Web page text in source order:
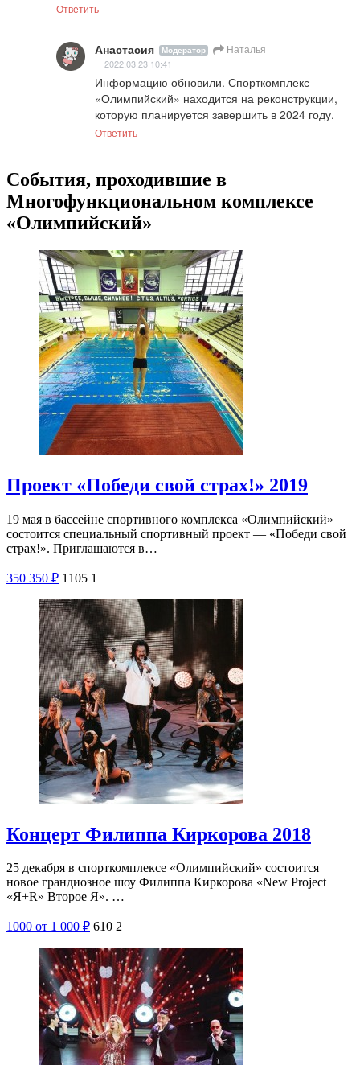
Ответить
Анастасия Модератор Наталья
2022.03.23 10:41
Информацию обновили. Спорткомплекс
«Олимпийский» находится на реконструкции,
которую планируется завершить в 2024 году.
Ответить
События, проходившие в
Многофункциональном комплексе
«Олимпийский»
Проект «Победи свой страх!» 2019
19 мая в бассейне спортивного комплекса «Олимпийский»
состоится специальный спортивный проект — «Победи свой
страх!». Приглашаются в…
350 350 ₽ 1105 1
Концерт Филиппа Киркорова 2018
25 декабря в спорткомплексе «Олимпийский» состоится
новое грандиозное шоу Филиппа Киркорова «New Project
«Я+R» Второе Я». …
1000 от 1 000 ₽ 610 2